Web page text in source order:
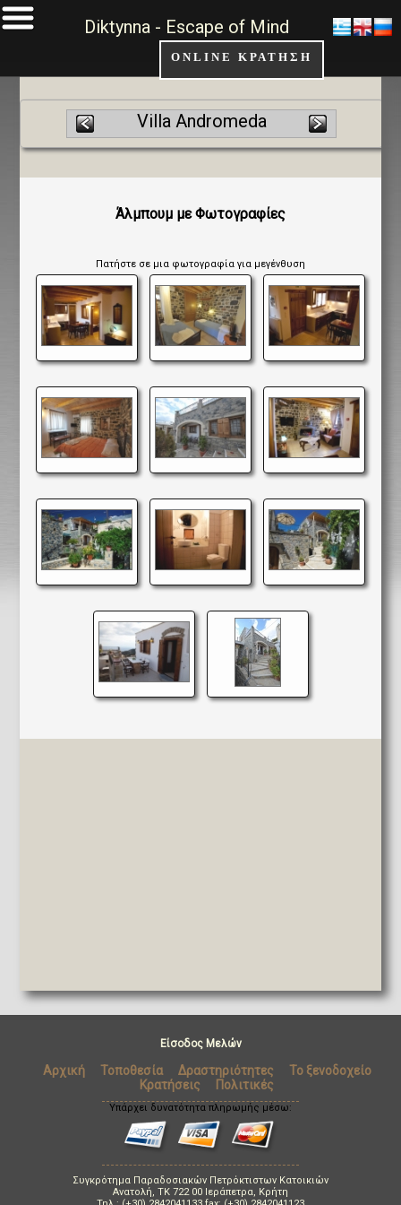
Diktynna - Escape of Mind
ONLINE ΚΡΑΤΗΣΗ
Villa Andromeda
Άλμπουμ με Φωτογραφίες
Πατήστε σε μια φωτογραφία για μεγένθυση
Είσοδος Μελών
Αρχική Τοποθεσία Δραστηριότητες
Το ξενοδοχείο
Κρατήσεις
Πολιτικές
Υπάρχει δυνατότητα πληρωμής μέσω:
Συγκρότημα Παραδοσιακών Πετρόκτιστων Κατοικιών
Ανατολή, TK 722 00 Ιεράπετρα, Κρήτη